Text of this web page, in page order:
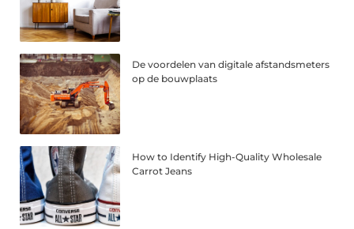
De voordelen van digitale afstandsmeters
op de bouwplaats
How to Identify High-Quality Wholesale
Carrot Jeans